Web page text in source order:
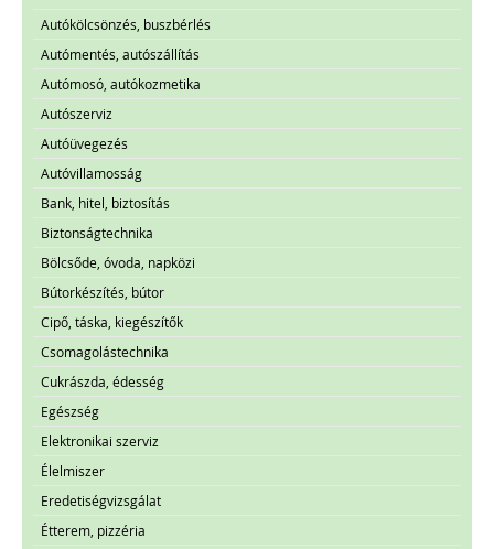
Autókölcsönzés, buszbérlés
Autómentés, autószállítás
Autómosó, autókozmetika
Autószerviz
Autóüvegezés
Autóvillamosság
Bank, hitel, biztosítás
Biztonságtechnika
Bölcsőde, óvoda, napközi
Bútorkészítés, bútor
Cipő, táska, kiegészítők
Csomagolástechnika
Cukrászda, édesség
Egészség
Elektronikai szerviz
Élelmiszer
Eredetiségvizsgálat
Étterem, pizzéria